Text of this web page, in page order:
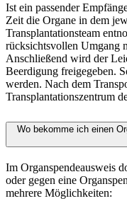
Ist ein passender
Zeit die Organe in dem
Transplantationsteam
rücksichtsvollen Umgang
Anschließend wird der
Beerdigung freigegeben.
werden. Nach dem
Transplantationszentrum
Wo bekomme ich einen
Im Organspendeausweis
oder gegen eine
mehrere Möglichkeiten: